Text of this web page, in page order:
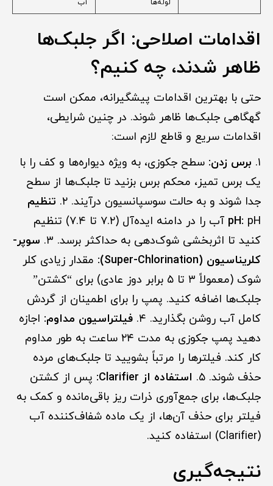
لوله‌ها
آب
اقدامات اصلاحی: اگر جلبک‌ها
ظاهر شدند، چه کنیم؟
حتی با بهترین اقدامات پیشگیرانه، ممکن است
گهگاهی جلبک‌ها ظاهر شوند. در چنین شرایطی،
اقدامات سریع و قاطع لازم است:
۱. برس زدن: سطح جکوزی، به ویژه دیواره‌ها و کف را با
یک برس تمیز، محکم برس بزنید تا جلبک‌ها از سطح
جدا شوند و به حالت سوسپانسیون درآیند. ۲.
تنظیم
pH:
pH آب را در دامنه ایده‌آل (۷.۲ تا ۷.۴) تنظیم
کنید تا اثربخشی شوک‌دهی به حداکثر برسد. ۳.
سوپر-
کلریناسیون (Super-Chlorination):
مقدار زیادی کلر
شوک (معمولاً ۳ تا ۵ برابر دوز عادی) برای “کشتن”
جلبک‌ها اضافه کنید. پمپ را برای اطمینان از گردش
کامل آب روشن بگذارید. ۴.
فیلتراسیون مداوم: اجازه
دهید پمپ جکوزی به مدت ۲۴ ساعت به طور مداوم
کار کند. فیلترها را مرتباً بشویید تا جلبک‌های مرده
حذف شوند. ۵.
استفاده از Clarifier:
پس از کشتن
جلبک‌ها، برای جمع‌آوری ذرات ریز باقی‌مانده و کمک به
فیلتر برای حذف آن‌ها، از یک ماده شفاف‌کننده آب
(Clarifier) استفاده کنید.
نتیجه‌گیری